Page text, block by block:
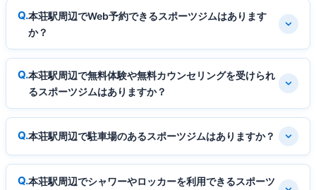
本荘駅周辺でWeb予約できるスポーツジムはあります
か？
本荘駅周辺で無料体験や無料カウンセリングを受けられ
るスポーツジムはありますか？
本荘駅周辺で駐車場のあるスポーツジムはありますか？
本荘駅周辺でシャワーやロッカーを利用できるスポーツ